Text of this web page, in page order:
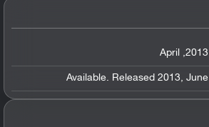
2013, April
Available. Released 2013, June